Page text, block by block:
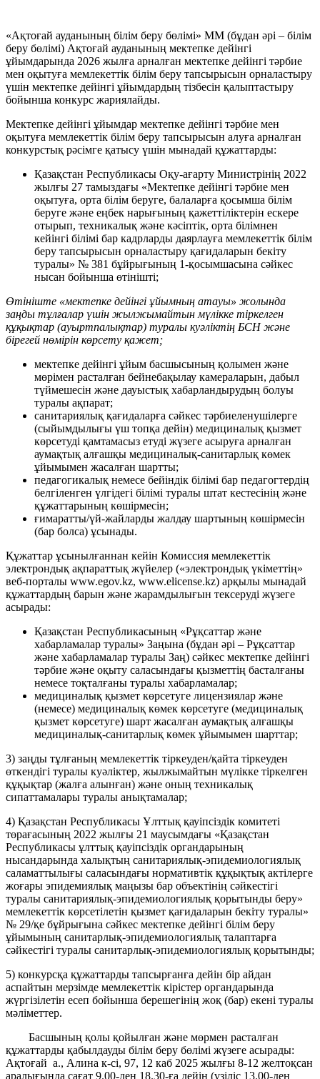
«Ақтоғай ауданының білім беру бөлімі» ММ (бұдан әрі – білім
беру бөлімі) Ақтоғай ауданының мектепке дейінгі
ұйымдарында 2026 жылға арналған мектепке дейінгі тәрбие
мен оқытуға мемлекеттік білім беру тапсырысын орналастыру
үшін мектепке дейінгі ұйымдардың тізбесін қалыптастыру
бойынша конкурс жариялайды.
Мектепке дейінгі ұйымдар мектепке дейінгі тәрбие мен
оқытуға мемлекеттік білім беру тапсырысын алуға арналған
конкурстық рәсімге қатысу үшін мынадай құжаттарды:
Қазақстан Республикасы Оқу-ағарту Министрінің 2022
жылғы 27 тамыздағы «Мектепке дейінгі тәрбие мен
оқытуға, орта білім беруге, балаларға қосымша білім
беруге және еңбек нарығының қажеттіліктерін ескере
отырып, техникалық және кәсіптік, орта білімнен
кейінгі білімі бар кадрларды даярлауға мемлекеттік білім
беру тапсырысын орналастыру қағидаларын бекіту
туралы» № 381 бұйрығының 1-қосымшасына сәйкес
нысан бойынша өтінішті;
Өтініште «мектепке дейінгі ұйымның атауы» жолында
заңды тұлғалар үшін жылжымайтын мүлікке тіркелген
құқықтар (ауыртпалықтар) туралы куәліктің БСН және
бірегей нөмірін көрсету қажет;
мектепке дейінгі ұйым басшысының қолымен және
мөрімен расталған бейнебақылау камераларын, дабыл
түймешесін және дауыстық хабарландырудың болуы
туралы ақпарат;
санитариялық қағидаларға сәйкес тәрбиеленушілерге
(сыйымдылығы үш топқа дейін) медициналық қызмет
көрсетуді қамтамасыз етуді жүзеге асыруға арналған
аумақтық алғашқы медициналық-санитарлық көмек
ұйымымен жасалған шартты;
педагогикалық немесе бейіндік білімі бар педагогтердің
белгіленген үлгідегі білімі туралы штат кестесінің және
құжаттарының көшірмесін;
ғимаратты/үй-жайларды жалдау шартының көшірмесін
(бар болса) ұсынады.
Құжаттар ұсынылғаннан кейін Комиссия мемлекеттік
электрондық ақпараттық жүйелер («электрондық үкіметтің»
веб-порталы www.egov.kz, www.elicense.kz) арқылы мынадай
құжаттардың барын және жарамдылығын тексеруді жүзеге
асырады:
Қазақстан Республикасының «Рұқсаттар және
хабарламалар туралы» Заңына (бұдан әрі – Рұқсаттар
және хабарламалар туралы Заң) сәйкес мектепке дейінгі
тәрбие және оқыту саласындағы қызметтің басталғаны
немесе тоқталғаны туралы хабарламалар;
медициналық қызмет көрсетуге лицензиялар және
(немесе) медициналық көмек көрсетуге (медициналық
қызмет көрсетуге) шарт жасалған аумақтық алғашқы
медициналық-санитарлық көмек ұйымымен шарттар;
3) заңды тұлғаның мемлекеттік тіркеуден/қайта тіркеуден
өткендігі туралы куәліктер, жылжымайтын мүлікке тіркелген
құқықтар (жалға алынған) және оның техникалық
сипаттамалары туралы анықтамалар;
4) Қазақстан Республикасы Ұлттық қауіпсіздік комитеті
төрағасының 2022 жылғы 21 маусымдағы «Қазақстан
Республикасы ұлттық қауіпсіздік органдарының
нысандарында халықтың санитариялық-эпидемиологиялық
саламаттылығы саласындағы нормативтік құқықтық актілерге
жоғары эпидемиялық маңызы бар объектінің сәйкестігі
туралы санитариялық-эпидемиологиялық қорытынды беру»
мемлекеттік көрсетілетін қызмет қағидаларын бекіту туралы»
№ 29/қе бұйрығына сәйкес мектепке дейінгі білім беру
ұйымының санитарлық-эпидемиологиялық талаптарға
сәйкестігі туралы санитарлық-эпидемиологиялық қорытынды;
5) конкурсқа құжаттарды тапсырғанға дейін бір айдан
аспайтын мерзімде мемлекеттік кірістер органдарында
жүргізілетін есеп бойынша берешегінің жоқ (бар) екені туралы
мәліметтер.
Басшының қолы қойылған және мөрмен расталған
құжаттарды қабылдауды білім беру бөлімі жүзеге асырады:
Ақтоғай а., Алина к-сі, 97, 12 каб 2025 жылғы 8-12 желтоқсан
аралығында сағат 9.00-ден 18.30-ға дейін (үзіліс 13.00-ден